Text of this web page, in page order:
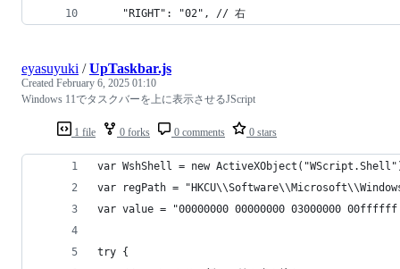
    "RIGHT": "02", // 右
1 file 0 forks 0 comments 0 stars
eyasuyuki /UpTaskbar.js
Created February 6, 2025 01:10
Windows 11でタスクバーを上に表示させるJScript
var WshShell = new
var regPath =
var value = "00000000 00000000 03000000
try {